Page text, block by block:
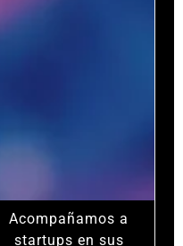
Acompañamos a
startups en sus